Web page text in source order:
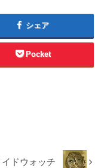
シェア
Pocket
ドウォッチ